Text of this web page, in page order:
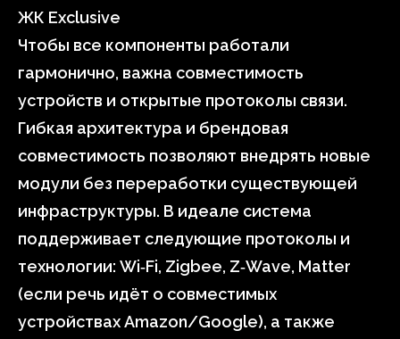
ЖК Exclusive
Чтобы все компоненты работали
гармонично, важна совместимость
устройств и открытые протоколы связи.
Гибкая архитектура и брендовая
совместимость позволяют внедрять новые
модули без переработки существующей
инфраструктуры. В идеале система
поддерживает следующие протоколы и
технологии: Wi‑Fi, Zigbee, Z‑Wave, Matter
(если речь идёт о совместимых
устройствах Amazon/Google), а также